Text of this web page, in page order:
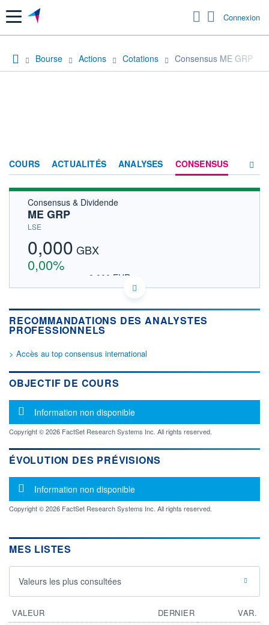
Menu Connexion
Bourse Actions Cotations Consensus ME GRP
COURS ACTUALITÉS ANALYSES CONSENSUS
Consensus & Dividende
ME GRP
LSE
0,000 GBX
0,00%
0,000 EUR
DONNÉES TEMPS DIFFÉRÉ
Politique d'exécution
Cotation sur les autres places
OUVERTURE CLÔTURE VEILLE
0,000
0
VALORISATION DERNIER ÉCHANGE
LIMITE À LA
BAISSE
0,000
LIMITE À LA
HAUSSE
0,000
RENDEMENT
ESTIMÉ 2026
- -
0,00 GBX
-
ÉLIGIBILITÉ
Non éligible
Boursobank
RECOMMANDATIONS DES ANALYSTES
PROFESSIONNELS
> Accès au top consensus international
OBJECTIF DE COURS
Message d'information
Information non disponible
Copyright © 2026 FactSet Research Systems Inc. All rights reserved.
ÉVOLUTION DES PRÉVISIONS
Message d'information
Information non disponible
Copyright © 2026 FactSet Research Systems Inc. All rights reserved.
MES LISTES
Valeurs les plus consultées
VALEUR DERNIER
VAR.